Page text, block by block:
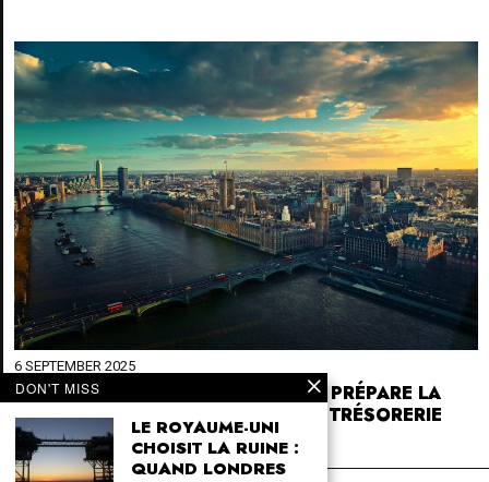
6 SEPTEMBER 2025
ROYAUME-UNI : L’ÉTAT EN FAILLITE PRÉPARE LA
PRÉDATION SUR L’ÉPARGNE ET LA TRÉSORERIE
DES ENTREPRISES
DON'T MISS
LE ROYAUME-UNI
CHOISIT LA RUINE :
QUAND LONDRES